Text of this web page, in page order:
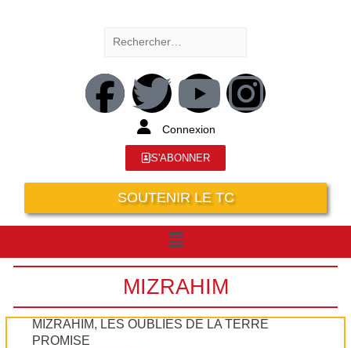
Connexion
S'ABONNER
SOUTENIR LE TC
MIZRAHIM
MIZRAHIM, LES OUBLIÉS DE LA TERRE
PROMISE